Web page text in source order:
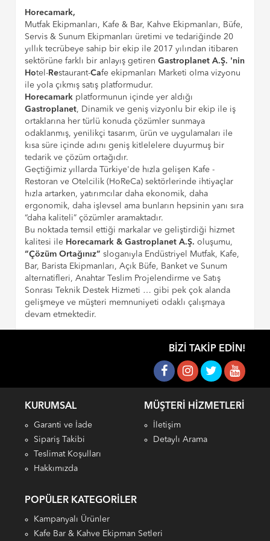
Horecamark,
Mutfak Ekipmanları, Kafe & Bar, Kahve Ekipmanları, Büfe,
Servis & Sunum Ekipmanları üretimi ve tedariğinde 20
yıllık tecrübeye sahip bir ekip ile 2017 yılından itibaren
sektörüne farklı bir anlayış getirenGastroplanet A.Ş. 'nin
Hotel-Restaurant-Cafe ekipmanları Marketi olma vizyonu
ile yola çıkmış satış platformudur.
Horecamark platformunun içinde yer aldığı
Gastroplanet, Dinamik ve geniş vizyonlu bir ekip ile iş
ortaklarına her türlü konuda çözümler sunmaya
odaklanmış, yenilikçi tasarım, ürün ve uygulamaları ile
kısa süre içinde adını geniş kitlelelere duyurmuş bir
tedarik ve çözüm ortağıdır.
Geçtiğimiz yıllarda Türkiye'de hızla gelişen Kafe -
Restoran ve Otelcilik (HoReCa) sektörlerinde ihtiyaçlar
hızla artarken, yatırımcılar daha ekonomik, daha
ergonomik, daha işlevsel ama bunların hepsinin yanı sıra
“daha kaliteli” çözümler aramaktadır.
Bu noktada temsil ettiği markalar ve geliştirdiği hizmet
kalitesi ile Horecamark & Gastroplanet A.Ş. oluşumu,
“Çözüm Ortağınız” sloganıyla Endüstriyel Mutfak, Kafe,
Bar, Barista Ekipmanları, Açık Büfe, Banket ve Sunum
alternatifleri, Anahtar Teslim Projelendirme ve Satış
Sonrası Teknik Destek Hizmeti … gibi pek çok alanda
gelişmeye ve müşteri memnuniyeti odaklı çalışmaya
devam etmektedir.
BIZI TAKIP EDIN!
KURUMSAL
Garanti ve İade
Sipariş Takibi
Teslimat Koşulları
Hakkımızda
MÜŞTERI HIZMETLERI
İletişim
Detaylı Arama
POPÜLER KATEGORILER
Kampanyalı Ürünler
Kafe Bar & Kahve Ekipman Setleri